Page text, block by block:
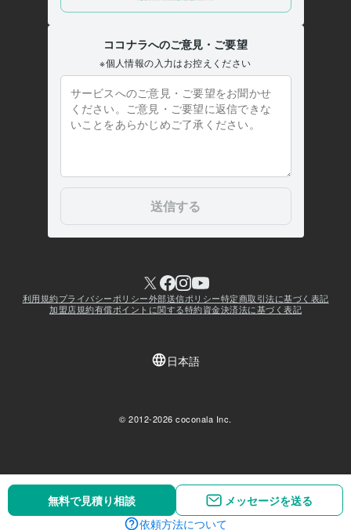
無料で見積り相談
メッセージを送る
無料で見積り相談
メッセージを送る
依頼方法について